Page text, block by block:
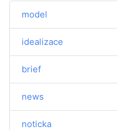
model
idealizace
brief
news
noticka